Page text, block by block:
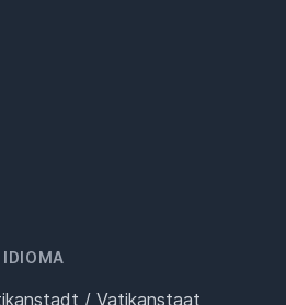
IDIOMA
/ Vatikanstaat